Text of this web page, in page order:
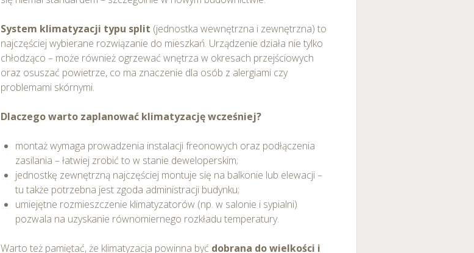
System klimatyzacji typu split (jednostka wewnętrzna i zewnętrzna) to
najczęściej wybierane rozwiązanie do mieszkań. Urządzenie działa nie tylko
chłodząco – może również ogrzewać wnętrza w okresach przejściowych
oraz osuszać powietrze, co ma znaczenie dla osób z alergiami czy
problemami skórnymi.
Dlaczego warto zaplanować klimatyzację wcześniej?
montaż wymaga prowadzenia instalacji freonowych oraz podłączenia
zasilania – łatwiej zrobić to w stanie deweloperskim;
jednostkę zewnętrzną najczęściej montuje się na balkonie lub elewacji –
tu także potrzebna jest zgoda administracji budynku;
umiejętne rozmieszczenie klimatyzatorów (np. w salonie i sypialni)
pozwala na uzyskanie równomiernego rozkładu temperatury.
Warto też pamiętać, że klimatyzacja powinna być dobrana do wielkości i